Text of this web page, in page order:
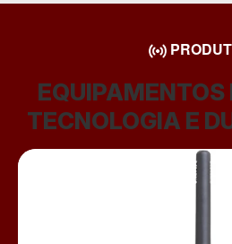
EQUIPAMENTOS
TECNOLOGIA E